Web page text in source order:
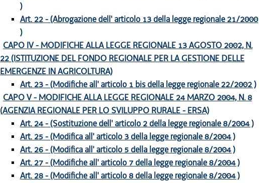
)
Art. 22 - (Abrogazione dell' articolo 13 della legge regionale 21/2000
)
CAPO IV - MODIFICHE ALLA LEGGE REGIONALE 13 AGOSTO 2002, N.
22 (ISTITUZIONE DEL FONDO REGIONALE PER LA GESTIONE DELLE
EMERGENZE IN AGRICOLTURA)
Art. 23 - (Modifiche all' articolo 1 bis della legge regionale 22/2002 )
CAPO V - MODIFICHE ALLA LEGGE REGIONALE 24 MARZO 2004, N. 8
(AGENZIA REGIONALE PER LO SVILUPPO RURALE - ERSA)
Art. 24 - (Sostituzione dell' articolo 2 della legge regionale 8/2004 )
Art. 25 - (Modifica all' articolo 3 della legge regionale 8/2004 )
Art. 26 - (Modifica all' articolo 5 della legge regionale 8/2004 )
Art. 27 - (Modifiche all' articolo 7 della legge regionale 8/2004 )
Art. 28 - (Modifiche all' articolo 8 della legge regionale 8/2004 )